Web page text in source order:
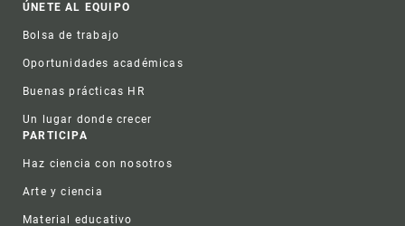
ÚNETE AL EQUIPO
Bolsa de trabajo
Oportunidades académicas
Buenas prácticas HR
Un lugar donde crecer
PARTICIPA
Haz ciencia con nosotros
Arte y ciencia
Material educativo